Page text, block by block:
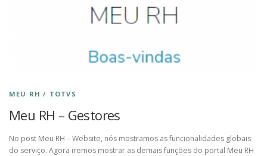
MEU RH / TOTVS
Meu RH – Gestores
No post Meu RH – Website, nós mostramos as funcionalidades globais
do serviço. Agora iremos mostrar as demais funções do portal Meu RH